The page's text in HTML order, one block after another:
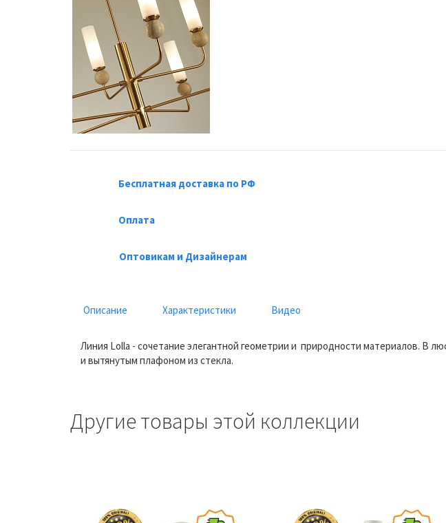
Бесплатная доставка по РФ
Оплата
Оптовикам и Дизайнерам
Описание Характеристики Видео
Линия Lolla - сочетание элегантной геометрии и природности материалов. В
и вытянутым плафоном из стекла.
Другие товары этой коллекции